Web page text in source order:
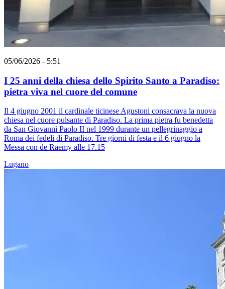
05/06/2026 - 5:51
I 25 anni della chiesa dello Spirito Santo a Paradiso:
pietra viva nel cuore del comune
Il 4 giugno 2001 il cardinale ticinese Agustoni consacrava la nuova
chiesa nel cuore pulsante di Paradiso. La prima pietra fu benedetta
da San Giovanni Paolo II nel 1999 durante un pellegrinaggio a
Roma dei fedeli di Paradiso. Tre giorni di festa e il 6 giugno la
Messa con de Raemy alle 17.15
Lugano